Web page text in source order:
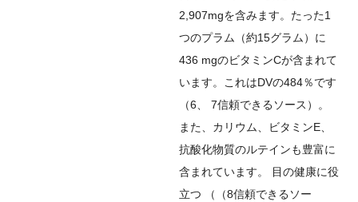
2,907mgを含みます。たった1
つのプラム（約15グラム）に
436 mgのビタミンCが含まれて
います。これはDVの484％です
（6 7信頼できるソース ）。
また、カリウム、ビタミンE、
抗酸化物質のルテインも豊富に
含まれています。
目の健康に役
立つ （（8信頼できるソー